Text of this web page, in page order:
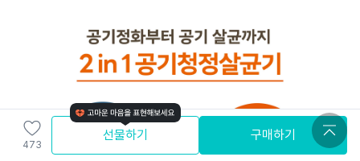
473
선물하기 구매하기